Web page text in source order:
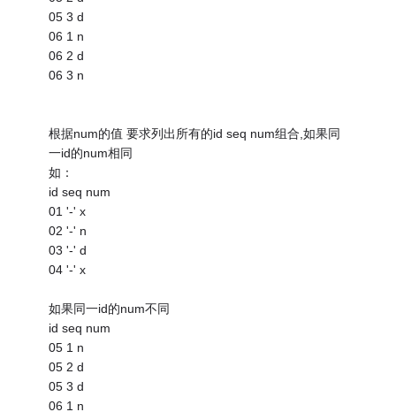
05 3 d
06 1 n
06 2 d
06 3 n
根据num的值 要求列出所有的id seq num组合,如果同
一id的num相同
如：
id seq num
01 '-' x
02 '-' n
03 '-' d
04 '-' x
如果同一id的num不同
id seq num
05 1 n
05 2 d
05 3 d
06 1 n